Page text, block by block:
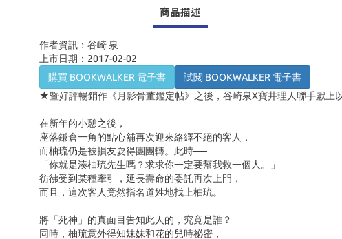
商品描述
作者資訊：谷崎 泉
上市日期：2017-02-02
購買 BOOKWALKER 電子書
試閱 BOOKWALKER 電子書
★暨好評暢銷作《月影骨董鑑定帖》之後，谷崎泉X寶井理人聯手獻上
在新年的小憩之後，
座落鎌倉一角的點心舖再次迎來絡繹不絕的客人，
而柚琉仍是被損友耍得團團轉。此時──
「你就是湊柚琉先生嗎？求求你一定要幫我救一個人。」
彷彿受到某種牽引，延長壽命的委託再次上門，
而且，這次客人竟然指名道姓地找上柚琉。
將「死神」的真面目告知此人的，究竟是誰？
同時，柚琉意外得知妹妹和花的兒時祕密，